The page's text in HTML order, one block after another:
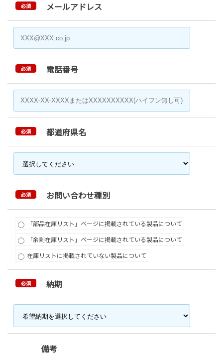
必須 メールアドレス
必須 電話番号
必須 都道府県名
必須 お問い合わせ種別
「部品在庫リスト」ページに掲載されている製品について
「余剰在庫リスト」ページに掲載されている製品について
在庫リストに掲載されていない製品について
必須 納期
備考